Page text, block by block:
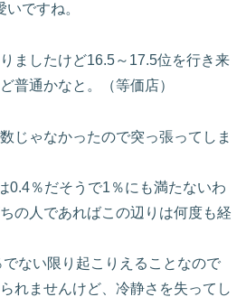
ですね。
ましたけど16.5～17.5位を行き来
普通かなと。（等価店）
じゃなかったので突っ張ってしま
0.4％だそうで1％にも満たないわ
の人であればこの辺りは何度も経
ない限り起こりえることなので
れませんけど、冷静さを失ってし